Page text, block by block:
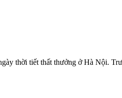
thời tiết thất thưởng ở Hà Nội.